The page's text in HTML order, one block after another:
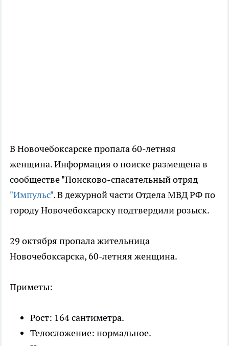
В Новочебоксарске пропала 60-летняя
женщина. Информация о поиске размещена в
сообществе "Поисково-спасательный отряд
"Импульс". В дежурной части Отдела МВД РФ по
городу Новочебоксарску подтвердили розыск.
29 октября пропала жительница
Новочебоксарска, 60-летняя женщина.
Приметы:
Рост: 164 сантиметра.
Телосложение: нормальное.